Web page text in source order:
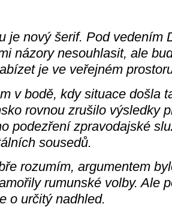
je nový šerif. Pod vedením
názory nesouhlasit, ale
je ve veřejném
v bodě, kdy situace došla
rovnou zrušilo výsledky
podezření zpravodajské
sousedů.
rozumím, argumentem
rumunské volby. Ale
o určitý nadhled.